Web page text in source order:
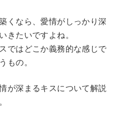
くなら、愛情がしっかり深
きたいですよね。
ではどこか義務的な感じで
もの。
が深まるキスについて解説